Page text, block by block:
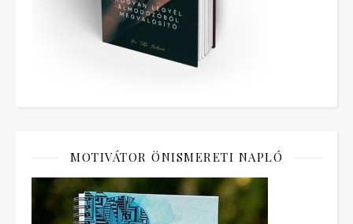
MOTIVÁTOR ÖNISMERETI NAPLÓ